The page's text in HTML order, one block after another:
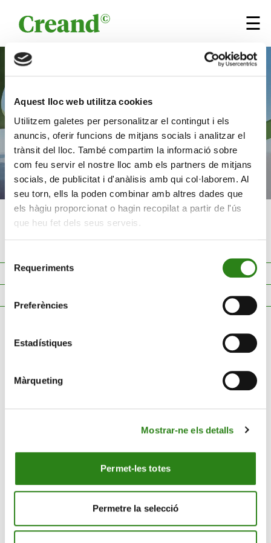
Aquest lloc web utilitza cookies
Utilitzem galetes per personalitzar el contingut i els
anuncis, oferir funcions de mitjans socials i analitzar el
trànsit del lloc. També compartim la informació sobre
com feu servir el nostre lloc amb els partners de mitjans
socials, de publicitat i d'anàlisis amb qui col·laborem. Al
seu torn, ells la poden combinar amb altres dades que
els hàgiu proporcionat o hagin recopilat a partir de l'ús
que heu fet dels seus serveis.
consentiment
Requeriments
Preferències
Estadístiques
Màrqueting
Mostrar-ne els detalls
Permet-les totes
Permetre la selecció
☰
×
Rapport annuel
Rapport annuel d’activité
PLUS CREAND
NOTRE GROUPE